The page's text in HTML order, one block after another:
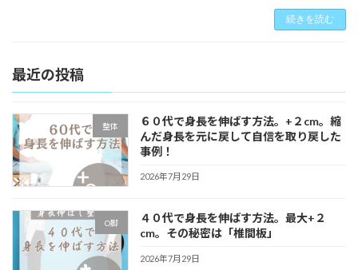
続きを読む
最近の投稿
整体
６０代で身長を伸ばす方法。+２cm。縮
んだ身長を元に戻して自信を取り戻した
事例！
2026年7月29日
O脚
４０代で身長を伸ばす方法。最大+２
cm。その秘密は「椎間板」
2026年7月29日